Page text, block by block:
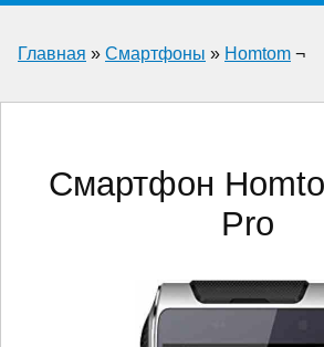
Главная » Смартфоны » Homtom ¬
Смартфон
Pro